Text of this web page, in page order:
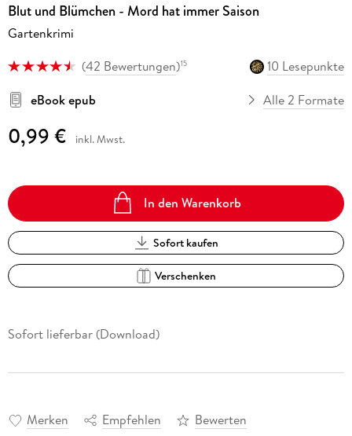
Blut und Blümchen - Mord hat immer Saison
Gartenkrimi
(42 Bewertungen)15
10 Lesepunkte
eBook epub
Alle 2 Formate
0,99 € inkl. Mwst.
In den Warenkorb
Sofort kaufen
Verschenken
Sofort lieferbar (Download)
Merken Empfehlen Bewerten